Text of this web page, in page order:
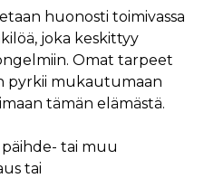
huonosti toimivassa
joka keskittyy
Omat tarpeet
pyrkii mukautumaan
tämän elämästä.
päihde- tai muu
tai